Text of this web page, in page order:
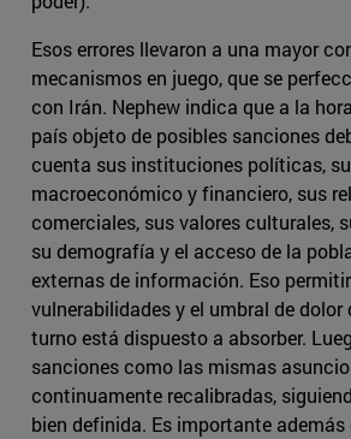
Esos errores llevaron a una mayor
mecanismos en juego, que se
con Irán. Nephew indica que a la
país objeto de posibles sanciones
cuenta sus instituciones políticas,
macroeconómico y financiero, sus
comerciales, sus valores culturales,
su demografía y el acceso de la
externas de información. Eso
vulnerabilidades y el umbral de dolor
turno está dispuesto a absorber.
sanciones como las mismas
continuamente recalibradas,
bien definida. Es importante además